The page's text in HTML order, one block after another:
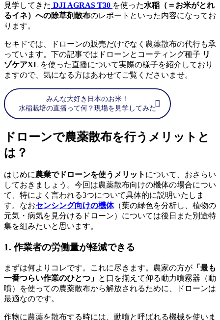
見学してきた DJI AGRAS T30 を使った水稲（＝お米がとれ
るイネ）への除草剤散布のレポートといった内容になってお
ります。
セキドでは、ドローンの販売だけでなく農薬散布の代行も承
っています。下の記事ではドローンとコーティング種子 リ
ゾケアXL を使った直播について実際の様子を紹介しており
ますので、気になる方はあわせてご覧くださいませ。
みんな大好き日本のお米！
水稲栽培の直播って何？現場を見学してみた
ドローンで農薬散布を行うメリットと
は？
はじめに農業でドローンを使うメリット について、おさらい
しておきましょう。今回は農薬散布向けの機体の場合につい
て、特によく言われる3つについて具体的に説明いたしま
す。なおセンシング向けの機体（葉の緑色を分析し、植物の
元気・病気を見分けるドローン）については後日また別途特
集を組みたいと思います。
1. 作業者の労働量が軽減できる
まずは何よりコレです。これに尽きます。農家の方が 「最も
一番つらい作業のひとつ」 と口を揃えて仰る動力噴霧器（動
噴）を使っての農薬散布から解放されるために、ドローンは
最適なのです。
作物に農薬を散布する時には、動噴と呼ばれる機械を使いま